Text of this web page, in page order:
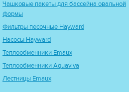
Чашковые пакеты для бассейна овальной
формы
Фильтры песочные Hayward
Насосы Hayward
Теплообменники Emaux
Теплообменники Aquaviva
Лестницы Emaux